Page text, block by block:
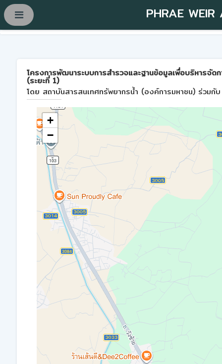
PHRAE WEIR
โครงการพัฒนาระบบการสำรวจและฐานข้อมูลเพื่อบริหารจั
(ระยะที่ 1)
โดย สถาบันสารสนเทศทรัพยากรน้ำ (องค์การมหาชน) ร่วมกั
+
−